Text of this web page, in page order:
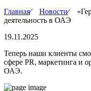
Главная∕ Новости∕
деятельность в ОАЭ
19.11.2025
Теперь наши клиенты
сфере PR, маркетинга и
ОАЭ.